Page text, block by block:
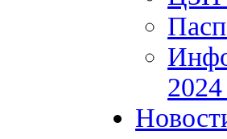
2024